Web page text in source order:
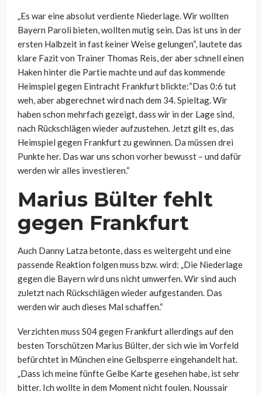
„Es war eine absolut verdiente Niederlage. Wir wollten
Bayern Paroli bieten, wollten mutig sein. Das ist uns in der
ersten Halbzeit in fast keiner Weise gelungen“, lautete das
klare Fazit von Trainer Thomas Reis, der aber schnell einen
Haken hinter die Partie machte und auf das kommende
Heimspiel gegen Eintracht Frankfurt blickte:“Das 0:6 tut
weh, aber abgerechnet wird nach dem 34. Spieltag. Wir
haben schon mehrfach gezeigt, dass wir in der Lage sind,
nach Rückschlägen wieder aufzustehen. Jetzt gilt es, das
Heimspiel gegen Frankfurt zu gewinnen. Da müssen drei
Punkte her. Das war uns schon vorher bewusst – und dafür
werden wir alles investieren.“
Marius Bülter fehlt
gegen Frankfurt
Auch Danny Latza betonte, dass es weitergeht und eine
passende Reaktion folgen muss bzw. wird: „Die Niederlage
gegen die Bayern wird uns nicht umwerfen. Wir sind auch
zuletzt nach Rückschlägen wieder aufgestanden. Das
werden wir auch dieses Mal schaffen.“
Verzichten muss S04 gegen Frankfurt allerdings auf den
besten Torschützen Marius Bülter, der sich wie im Vorfeld
befürchtet in München eine Gelbsperre eingehandelt hat.
„Dass ich meine fünfte Gelbe Karte gesehen habe, ist sehr
bitter. Ich wollte in dem Moment nicht foulen. Noussair